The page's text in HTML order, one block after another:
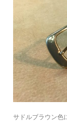
サドルブラウン色